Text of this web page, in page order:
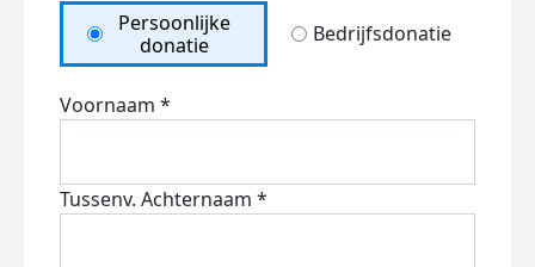
Persoonlijke
donatie
Bedrijfsdonatie
Voornaam *
Tussenv. Achternaam *